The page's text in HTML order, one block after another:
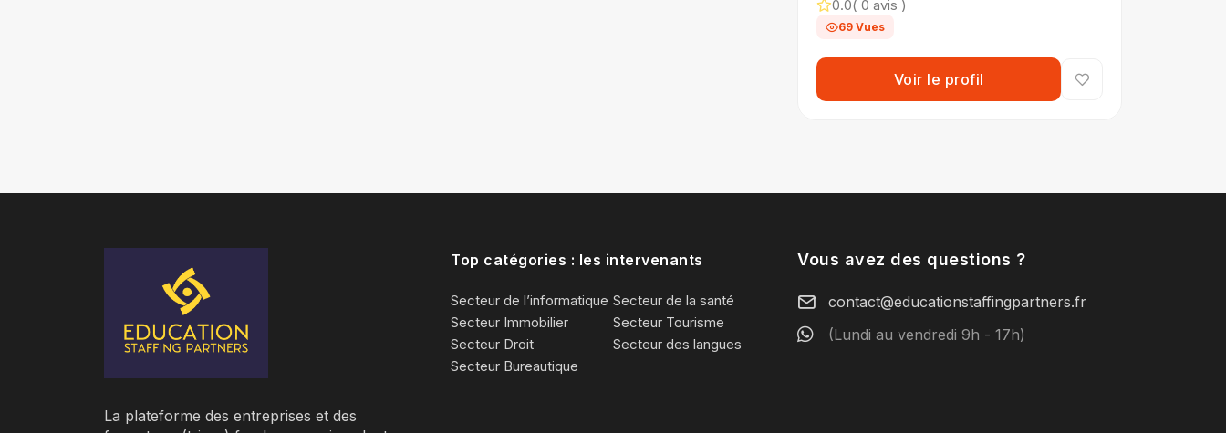
0.0( 0 avis )
69 Vues
Voir le profil
La plateforme des entreprises et des
Top catégories : les intervenants
Secteur de l’informatique Secteur de la santé
Secteur Immobilier
Secteur Tourisme
Secteur Droit
Secteur des langues
Secteur Bureautique
Vous avez des questions ?
contact@educationstaffingpartners.fr
(Lundi au vendredi 9h - 17h)